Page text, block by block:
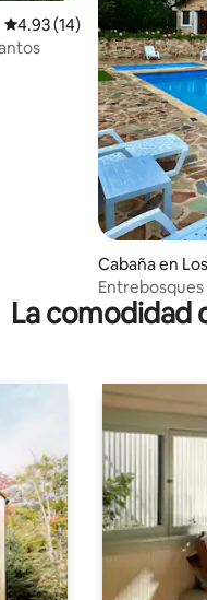
Calificación promedio:
4.93 (14)
Cabaña en
Entrebosques
los Santos
La comodidad